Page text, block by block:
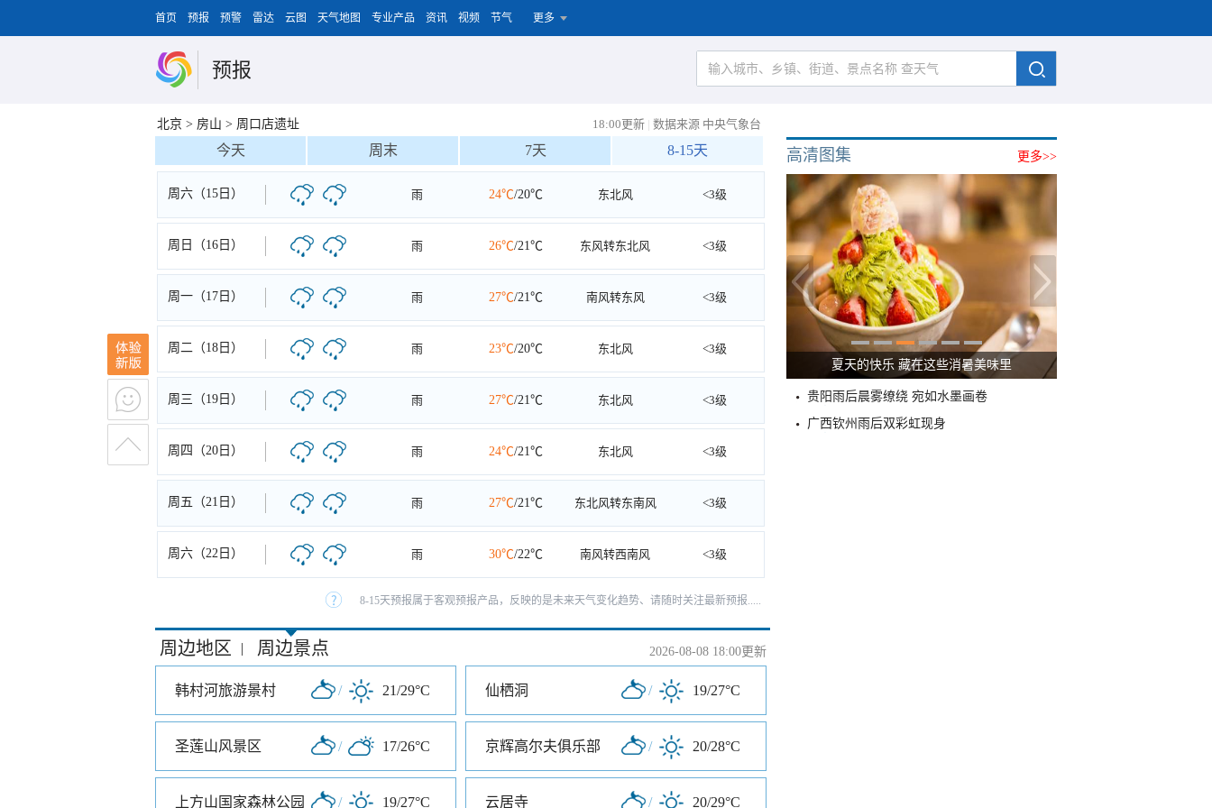
首页 预报 预警 雷达 云图 天气地图 专业产品 资讯 视频 节气 更多
预报
北京 > 房山 > 周口店遗址 18:00更新 | 数据来源 中央气象台
今天 周末 7天 8-15天
周六（15日） 雨 24℃/20℃ 东北风 <3级
周日（16日） 雨 26℃/21℃ 东风转东北风 <3级
周一（17日） 雨 27℃/21℃ 南风转东风 <3级
周二（18日） 雨 23℃/20℃ 东北风 <3级
周三（19日） 雨 27℃/21℃ 东北风 <3级
周四（20日） 雨 24℃/21℃ 东北风 <3级
周五（21日） 雨 27℃/21℃ 东北风转东南风 <3级
周六（22日） 雨 30℃/22℃ 南风转西南风 <3级
8-15天预报属于客观预报产品，反映的是未来天气变化趋势、请随时关注最新预报.....
周边地区 | 周边景点 2026-08-08 18:00更新
韩村河旅游景村 / 21/29°C 仙栖洞 / 19/27°C
圣莲山风景区 / 17/26°C 京辉高尔夫俱乐部 / 20/28°C
上方山国家森林公园 / 19/27°C 云居寺 / 20/29°C
更多>>
高清图集
夏天的快乐 藏在这些消暑美味里
贵阳雨后晨雾缭绕 宛如水墨画卷
广西钦州雨后双彩虹现身